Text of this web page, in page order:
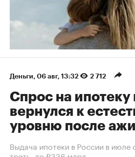
Деньги 06 авг, 13:32 2 712
Спрос на
вернулся к
уровню после
Выдача ипотеки в России в июле